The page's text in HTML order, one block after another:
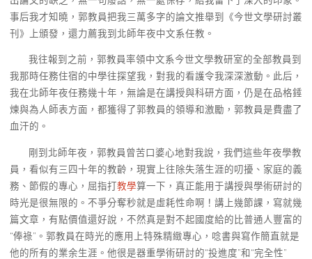
事后我才知曉，郭教員把我三萬多字的論文推舉到《今世文學研討叢
刊》上頒發，還力薦我到北師年夜中文系任教。
我往報到之前，郭教員率領中文系今世文學教研室的全部教員到
我那時任務住宿的中學往探望我，對我的看護令我深深激動。此后，
我在北師年夜任務幾十年，無論是在講授與科研方面，仍是在品格錘
煉與為人師表方面，都獲得了郭教員的領導和激勵，郭教員是費盡了
血汗的。
剛到北師年夜，郭教員曾苦口婆心地對我說，我們這些年夜學教
員，看似有三四十年的教齡，現實上往除失落生涯的叨擾、家庭的義
務、節假的專心，屈指打教學算一下，真正能用于講授與學術研討的
時光是很無限的。不爭分奪秒就是虛耗性命啊！講上幾節課，寫就幾
篇文章，有點價值還好說，不然真是對不起國度給的比普通人豐富的
“俸祿”。郭教員在時光的應用上特殊精緻專心，唸書與寫作簡直就是
他的所有的業余生涯。他很是器重學術研討的“投進度”和“完全性”